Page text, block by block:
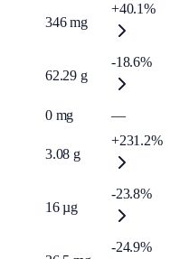
346 mg
+40.1%
62.29 g
-18.6%
0 mg
—
3.08 g
+231.2%
16 µg
-23.8%
-24.9%